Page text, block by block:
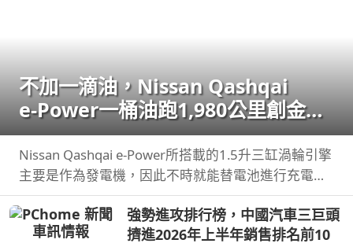
不加一滴油，Nissan Qashqai
e‑Power一桶油跑1,980公里創金氏
世界紀錄
Nissan Qashqai e‑Power所搭載的1.5升三缸渦輪引擎
主要是作為發電機，因此不時就能替電池進行充電直
到沒油，這也讓Qashqai e‑Power擁有高效的里程表
現，日前就創下非純電與PHEV行駛里程最高金氏世界
紀錄…
強勢進攻排行榜，中國汽車三巨頭
擠進2026年上半年銷售排名前10